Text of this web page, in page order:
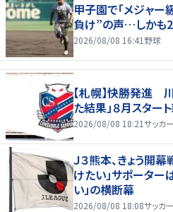
甲子園で「メジャ
負け”の声…しかも2
2026/08/08 16:41 野球
【札幌】快勝発進
た結果」８月スター
2026/08/08 18:21サッカー
Ｊ３熊本、きょう開
けたい」サポーター
い」の横断幕
2026/08/08 18:08サッカー